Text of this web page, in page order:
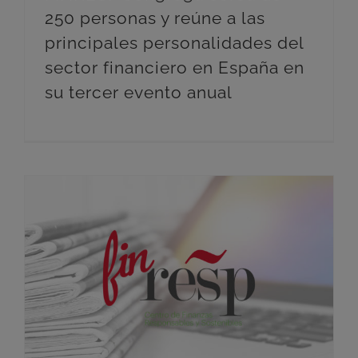
250 personas y reúne a las
principales personalidades del
sector financiero en España en
su tercer evento anual